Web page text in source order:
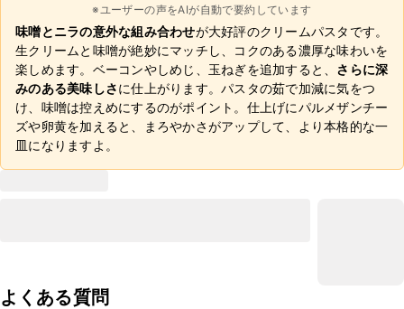
※ユーザーの声をAIが自動で要約しています
味噌とニラの意外な組み合わせが大好評のクリームパスタです。
生クリームと味噌が絶妙にマッチし、コクのある濃厚な味わいを
楽しめます。ベーコンやしめじ、玉ねぎを追加すると、 さらに深
みのある美味しさに仕上がります。パスタの茹で加減に気をつ
け、味噌は控えめにするのがポイント。仕上げにパルメザンチー
ズや卵黄を加えると、まろやかさがアップして、より本格的な一
皿になりますよ。
よくある質問